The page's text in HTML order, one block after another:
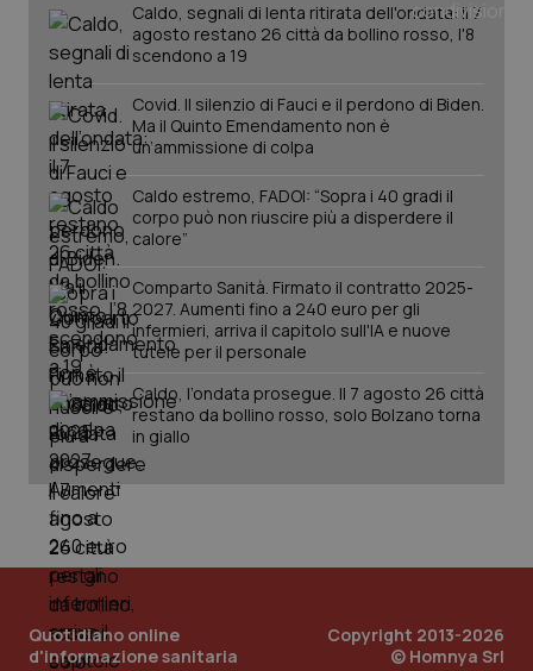
Caldo, segnali di lenta ritirata dell'ondata: il 7
agosto restano 26 città da bollino rosso, l'8
scendono a 19
Covid. Il silenzio di Fauci e il perdono di Biden.
Ma il Quinto Emendamento non è
un’ammissione di colpa
Caldo estremo, FADOI: “Sopra i 40 gradi il
corpo può non riuscire più a disperdere il
calore”
Comparto Sanità. Firmato il contratto 2025-
2027. Aumenti fino a 240 euro per gli
infermieri, arriva il capitolo sull'IA e nuove
tutele per il personale
Caldo, l’ondata prosegue. Il 7 agosto 26 città
restano da bollino rosso, solo Bolzano torna
in giallo
Quotidiano online
d'informazione sanitaria
Copyright 2013-2026
© Homnya Srl
_ga_KM60CM4NPH .quotidianosanita.it
Nome
_ga_0VMQEQKQ1N
utilizzato
da Google
Nome Fornitore/Dominio Scadenza
VISITOR_INFO1_LIVE
.youtube.com